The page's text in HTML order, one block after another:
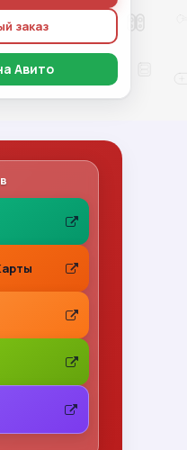
заказ
Авито
Леонов
★
· Call of Duty 2: Big Red
53415) (Англ
перед отправкой, хорошо